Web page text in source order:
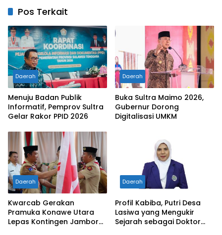
Pos Terkait
Daerah
Menuju Badan Publik
Informatif, Pemprov Sultra
Gelar Rakor PPID 2026
Daerah
Buka Sultra Maimo 2026,
Gubernur Dorong
Digitalisasi UMKM
Daerah
Kwarcab Gerakan
Pramuka Konawe Utara
Lepas Kontingen Jambore
Daerah
Profil Kabiba, Putri Desa
Lasiwa yang Mengukir
Sejarah sebagai Doktor